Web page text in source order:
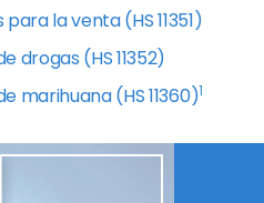
la venta (HS 11351)
(HS 11352)
(HS 11360)1